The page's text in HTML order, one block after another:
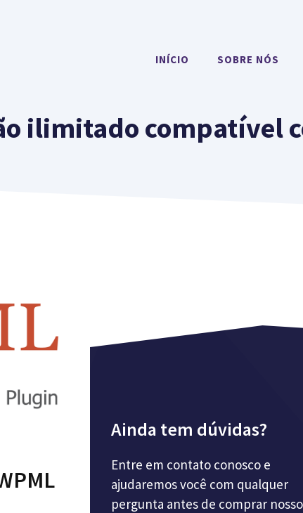
INÍCIO SOBRE NÓS
ilimitado compatível
Ainda tem dúvidas?
Entre em contato conosco e
ajudaremos você com qualquer
pergunta antes de comprar nosso